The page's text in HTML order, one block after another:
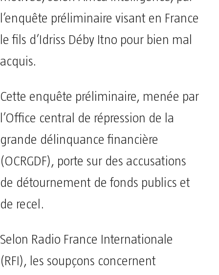
l’enquête préliminaire visant en France
le fils d’Idriss Déby Itno pour bien mal
acquis.
Cette enquête préliminaire, menée par
l’Office central de répression de la
grande délinquance financière
(OCRGDF), porte sur des accusations
de détournement de fonds publics et
de recel.
Selon Radio France Internationale
(RFI), les soupçons concernent